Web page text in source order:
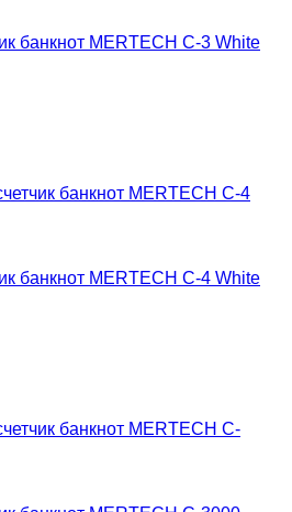
банкнот MERTECH C-3 White
банкнот MERTECH C-4 White